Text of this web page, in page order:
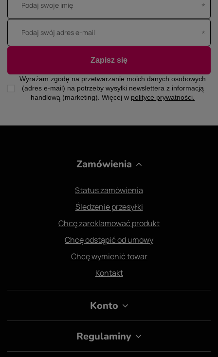
Podaj swoje imię
Podaj swój adres e-mail
Wyrażam zgodę na przetwarzanie moich danych osobowych
(adres e-mail) na potrzeby wysyłki newslettera z informacją
handlową (marketing). Więcej w polityce prywatności.
Zapisz się
Zamówienia
Status zamówienia
Śledzenie przesyłki
Chcę zareklamować produkt
Chcę odstąpić od umowy
Chcę wymienić towar
Kontakt
Konto
Regulaminy